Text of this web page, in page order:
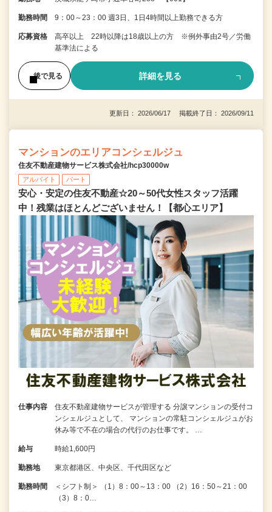
勤務時間 9：00～23：00 週3日、1日4時間以上勤務できる方
応募資格
高卒以上 22時以降は18歳以上の方 ※例外事由2号／労働
基準法による
後で見る 詳細を見る
更新日： 2026/06/17 掲載終了日： 2026/09/11
マンションのエリアコンシェルジュ
住友不動産建物サービス株式会社/hcp30000w
アルバイト パート
安心・安定の住友不動産☆20～50代女性スタッフ活躍
中！残業はほとんどございません！【都心エリア】
仕事内容
住友不動産建物サービスが管理する 分譲マンションの受付コ
ンシェルジュとして、 マンションの常駐コンシェルジュがお
休み等で不在の場合の代行のお仕事です。 …
給与 時給1,600円
勤務地 東京都港区、中央区、千代田区など
勤務時間
＜シフト制＞ （1）8：00～13：00 （2）16：50～21：00
（3）8：0…